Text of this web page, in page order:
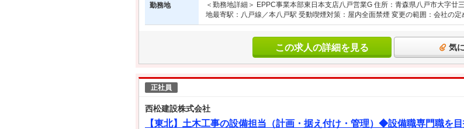
勤務地
＜勤務地詳細＞ EPPC事業本部東日本支店八戸営業G 住所：青森県八戸市大字
地最寄駅：八戸線／本八戸駅 受動喫煙対策：屋内全面禁煙 変更の範囲：会社の定
この求人の詳細を見る 気
正社員
西松建設株式会社
【東北】土木工事の設備担当（計画・据え付け・管理）◆設備職専門職を